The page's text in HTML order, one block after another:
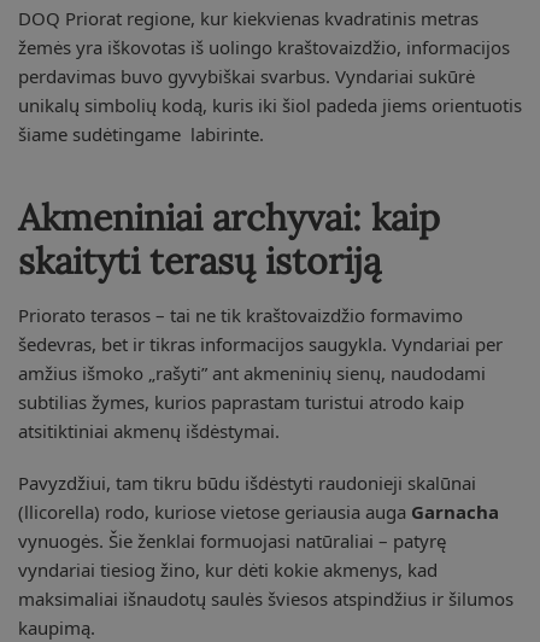
DOQ Priorat regione, kur kiekvienas kvadratinis metras
žemės yra iškovotas iš uolingo kraštovaizdžio, informacijos
perdavimas buvo gyvybiškai svarbus. Vyndariai sukūrė
unikalų simbolių kodą, kuris iki šiol padeda jiems orientuotis
šiame sudėtingame labirinte.
Akmeniniai archyvai: kaip
skaityti terasų istoriją
Priorato terasos – tai ne tik kraštovaizdžio formavimo
šedevras, bet ir tikras informacijos saugykla. Vyndariai per
amžius išmoko „rašyti” ant akmeninių sienų, naudodami
subtilias žymes, kurios paprastam turistui atrodo kaip
atsitiktiniai akmenų išdėstymai.
Pavyzdžiui, tam tikru būdu išdėstyti raudonieji skalūnai
(llicorella) rodo, kuriose vietose geriausia auga Garnacha
vynuogės. Šie ženklai formuojasi natūraliai – patyrę
vyndariai tiesiog žino, kur dėti kokie akmenys, kad
maksimaliai išnaudotų saulės šviesos atspindžius ir šilumos
kaupimą.